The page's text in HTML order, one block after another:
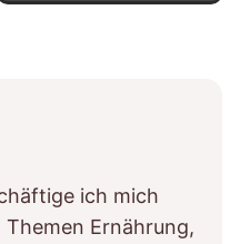
ich mich
Ernährung,